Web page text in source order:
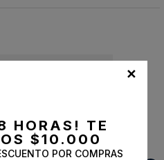
✕
HORAS! TE
$10.000
POR COMPRAS